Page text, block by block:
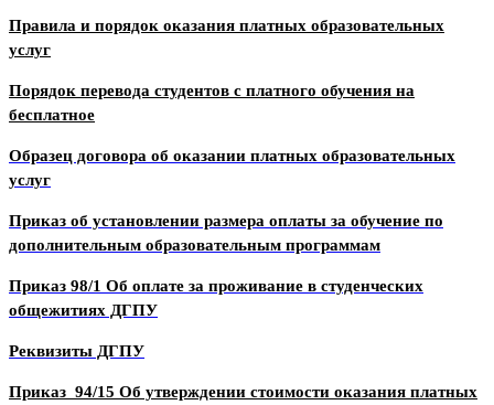
Правила и порядок оказания платных образовательных
услуг
Порядок перевода студентов с платного обучения на
бесплатное
Образец договора об оказании платных образовательных
услуг
Приказ об установлении размера оплаты за обучение по
дополнительным образовательным программам
Приказ 98/1 Об оплате за проживание в студенческих
общежитиях ДГПУ
Реквизиты ДГПУ
Приказ 94/15 Об утверждении стоимости оказания платных